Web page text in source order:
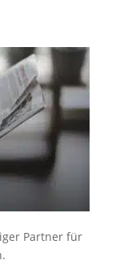
Partner für